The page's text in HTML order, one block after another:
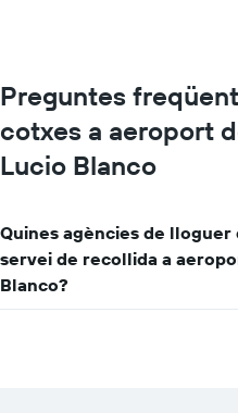
Preguntes
cotxes a aeroport
Lucio Blanco
Quines agències de
servei de recollida a
Blanco?